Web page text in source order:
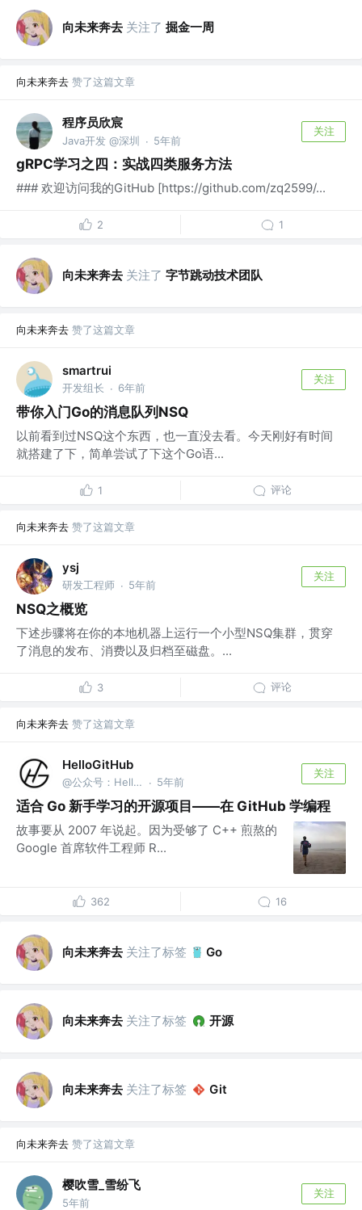
向未来奔去 关注了 掘金一周
向未来奔去 赞了这篇文章
程序员欣宸
Java开发 @深圳 · 5年前
关注
gRPC学习之四：实战四类服务方法
### 欢迎访问我的GitHub [https://github.com/zq2599/...
2 1
向未来奔去 关注了 字节跳动技术团队
向未来奔去 赞了这篇文章
smartrui
开发组长 · 6年前
关注
带你入门Go的消息队列NSQ
以前看到过NSQ这个东西，也一直没去看。今天刚好有时间
就搭建了下，简单尝试了下这个Go语...
1 评论
向未来奔去 赞了这篇文章
ysj
研发工程师 · 5年前
关注
NSQ之概览
下述步骤将在你的本地机器上运行一个小型NSQ集群，贯穿
了消息的发布、消费以及归档至磁盘。...
3 评论
向未来奔去 赞了这篇文章
HelloGitHub
@公众号：HelloGitHub · 5年前
关注
适合 Go 新手学习的开源项目——在 GitHub 学编程
故事要从 2007 年说起。因为受够了 C++ 煎熬的
Google 首席软件工程师 R...
362 16
向未来奔去 关注了标签 Go
向未来奔去 关注了标签 开源
向未来奔去 关注了标签 Git
向未来奔去 赞了这篇文章
樱吹雪_雪纷飞
5年前
关注